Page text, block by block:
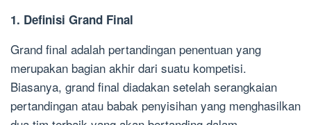
1. Definisi Grand Final
Grand final adalah pertandingan penentuan yang
merupakan bagian akhir dari suatu kompetisi.
Biasanya, grand final diadakan setelah serangkaian
pertandingan atau babak penyisihan yang menghasilkan